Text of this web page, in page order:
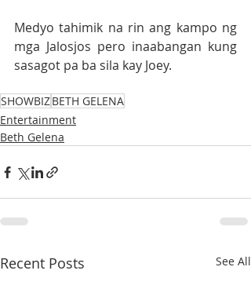
Medyo tahimik na rin ang kampo ng
mga Jalosjos pero inaabangan kung
sasagot pa ba sila kay Joey.
SHOWBIZBETH GELENA
Entertainment
Beth Gelena
Recent Posts See All